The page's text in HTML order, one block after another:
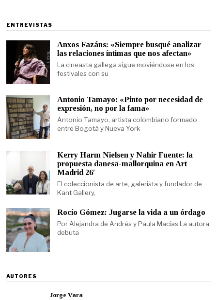
ENTREVISTAS
Anxos Fazáns: «Siempre busqué analizar
las relaciones íntimas que nos afectan»
La cineasta gallega sigue moviéndose en los
festivales con su
Antonio Tamayo: «Pinto por necesidad de
expresión, no por la fama»
Antonio Tamayo, artista colombiano formado
entre Bogotá y Nueva York
Kerry Harm Nielsen y Nahir Fuente: la
propuesta danesa-mallorquina en Art
Madrid 26′
El coleccionista de arte, galerista y fundador de
Kant Gallery,
Rocío Gómez: Jugarse la vida a un órdago
Por Alejandra de Andrés y Paula Macías La autora
debuta
AUTORES
Jorge Vara